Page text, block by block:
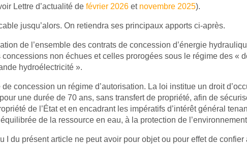
Lettre d’actualité de février 2026 et novembre 2025).
jusqu’alors. On retiendra ses principaux apports ci-après.
de l’ensemble des contrats de concession d’énergie
non échues et celles prorogées sous le régime des «
hydroélectricité ».
concession un régime d’autorisation. La loi institue un droit
une durée de 70 ans, sans transfert de propriété, afin de
de l’État et en encadrant les impératifs d’intérêt général
de la ressource en eau, à la protection de
I du présent article ne peut avoir pour objet ou pour effet de